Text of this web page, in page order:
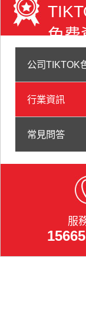
免费
公司TIKTOK
行業資訊
常見問答
服